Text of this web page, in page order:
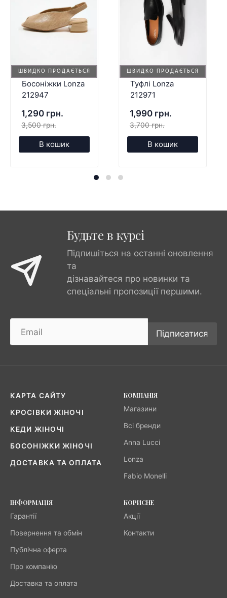
ШВИДКО ПРОДАЄТЬСЯ
Босоніжки Lonza
212947
1,290 грн.
3,500 грн.
В кошик
ШВИДКО ПРОДАЄТЬСЯ
Туфлі Lonza
212971
1,990 грн.
3,700 грн.
В кошик
Будьте в курсі
Підпишіться на останні оновлення
та
дізнавайтеся про новинки та
спеціальні пропозиції першими.
Підписатися
КАРТА САЙТУ
КРОСІВКИ ЖІНОЧІ
КЕДИ ЖІНОЧІ
БОСОНІЖКИ ЖІНОЧІ
ДОСТАВКА ТА ОПЛАТА
КОМПАНІЯ
Магазини
Всі бренди
Anna Lucci
Lonza
Fabio Monelli
ІНФОРМАЦІЯ
Гарантії
Повернення та обмін
Публічна оферта
Про компанію
Доставка та оплата
КОРИСНЕ
Акції
Контакти